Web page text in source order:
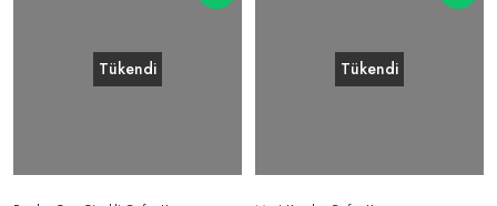
Tükendi Tükendi